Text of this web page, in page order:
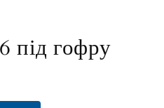
під гофру